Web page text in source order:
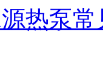
热泵